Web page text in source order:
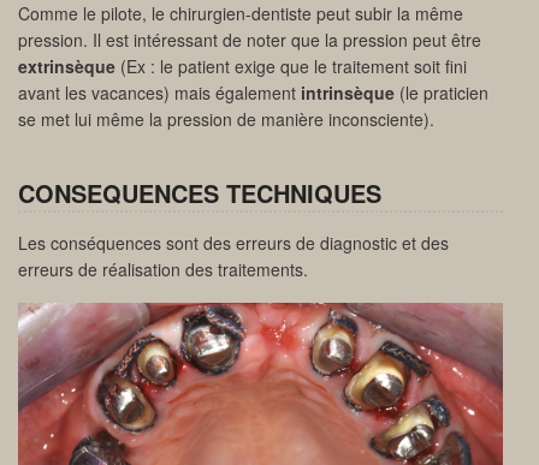
Comme le pilote, le chirurgien-dentiste peut subir la même
pression. Il est intéressant de noter que la pression peut être
extrinsèque (Ex : le patient exige que le traitement soit fini
avant les vacances) mais également intrinsèque (le praticien
se met lui même la pression de manière inconsciente).
CONSEQUENCES TECHNIQUES
Les conséquences sont des erreurs de diagnostic et des
erreurs de réalisation des traitements.